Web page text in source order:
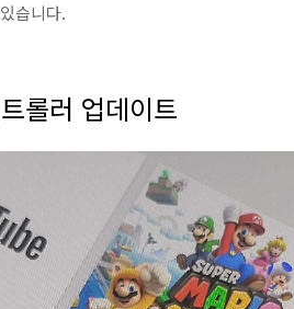
습니다.
롤러 업데이트